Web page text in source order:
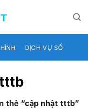
DỊCH VỤ SỐ
thẻ “cập nhật tttb”